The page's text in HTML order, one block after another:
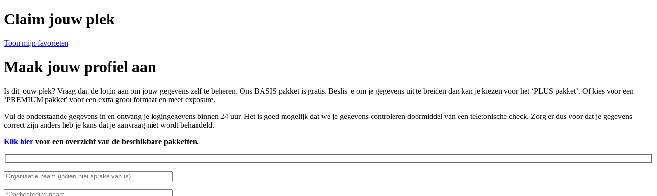
Claim jouw plek
Toon mijn favorieten
Maak jouw profiel aan
Is dit jouw plek? Vraag dan de login aan om jouw gegevens zelf te beheren. Ons BASIS pakket is gratis. Beslis je om je gegevens uit te breiden dan kan je kiezen voor het ‘PLUS pakket’. Of kies voor een
‘PREMIUM pakket’ voor een extra groot formaat en meer exposure.
Vul de onderstaande gegevens in en ontvang je logingegevens binnen 24 uur. Het is goed mogelijk dat we je gegevens controleren doormiddel van een telefonische check. Zorg er dus voor dat je gegevens
correct zijn anders heb je kans dat je aanvraag niet wordt behandeld.
Klik hier voor een overzicht van de beschikbare pakketten.